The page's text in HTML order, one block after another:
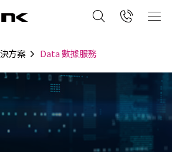
方案 Data 數據服務